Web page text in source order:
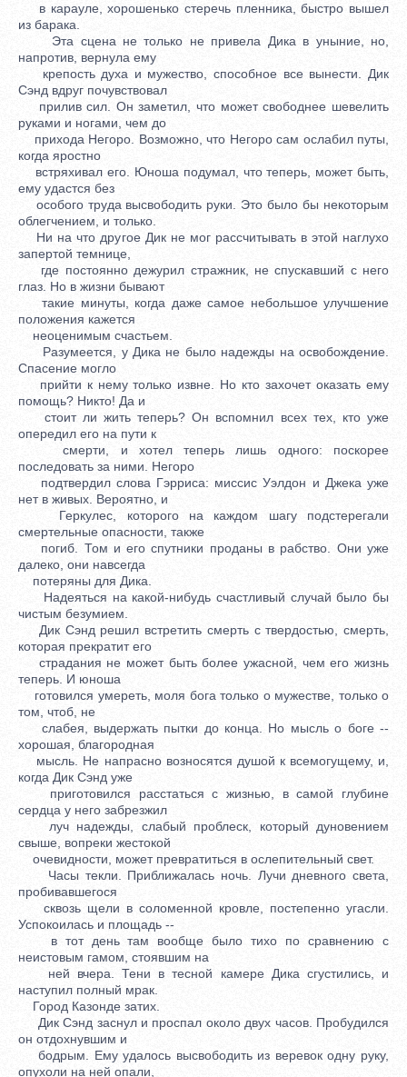
в карауле, хорошенько стеречь пленника, быстро вышел
из барака.
Эта сцена не только не привела Дика в уныние, но,
напротив, вернула ему
крепость духа и мужество, способное все вынести. Дик
Сэнд вдруг почувствовал
прилив сил. Он заметил, что может свободнее шевелить
руками и ногами, чем до
прихода Негоро. Возможно, что Негоро сам ослабил путы,
когда яростно
встряхивал его. Юноша подумал, что теперь, может быть,
ему удастся без
особого труда высвободить руки. Это было бы некоторым
облегчением, и только.
Ни на что другое Дик не мог рассчитывать в этой наглухо
запертой темнице,
где постоянно дежурил стражник, не спускавший с него
глаз. Но в жизни бывают
такие минуты, когда даже самое небольшое улучшение
положения кажется
неоценимым счастьем.
Разумеется, у Дика не было надежды на освобождение.
Спасение могло
прийти к нему только извне. Но кто захочет оказать ему
помощь? Никто! Да и
стоит ли жить теперь? Он вспомнил всех тех, кто уже
опередил его на пути к
смерти, и хотел теперь лишь одного: поскорее
последовать за ними. Негоро
подтвердил слова Гэрриса: миссис Уэлдон и Джека уже
нет в живых. Вероятно, и
Геркулес, которого на каждом шагу подстерегали
смертельные опасности, также
погиб. Том и его спутники проданы в рабство. Они уже
далеко, они навсегда
потеряны для Дика.
Надеяться на какой-нибудь счастливый случай было бы
чистым безумием.
Дик Сэнд решил встретить смерть с твердостью, смерть,
которая прекратит его
страдания не может быть более ужасной, чем его жизнь
теперь. И юноша
готовился умереть, моля бога только о мужестве, только о
том, чтоб, не
слабея, выдержать пытки до конца. Но мысль о боге --
хорошая, благородная
мысль. Не напрасно возносятся душой к всемогущему, и,
когда Дик Сэнд уже
приготовился расстаться с жизнью, в самой глубине
сердца у него забрезжил
луч надежды, слабый проблеск, который дуновением
свыше, вопреки жестокой
очевидности, может превратиться в ослепительный свет.
Часы текли. Приближалась ночь. Лучи дневного света,
пробивавшегося
сквозь щели в соломенной кровле, постепенно угасли.
Успокоилась и площадь --
в тот день там вообще было тихо по сравнению с
неистовым гамом, стоявшим на
ней вчера. Тени в тесной камере Дика сгустились, и
наступил полный мрак.
Город Казонде затих.
Дик Сэнд заснул и проспал около двух часов. Пробудился
он отдохнувшим и
бодрым. Ему удалось высвободить из веревок одну руку,
опухоли на ней опали,